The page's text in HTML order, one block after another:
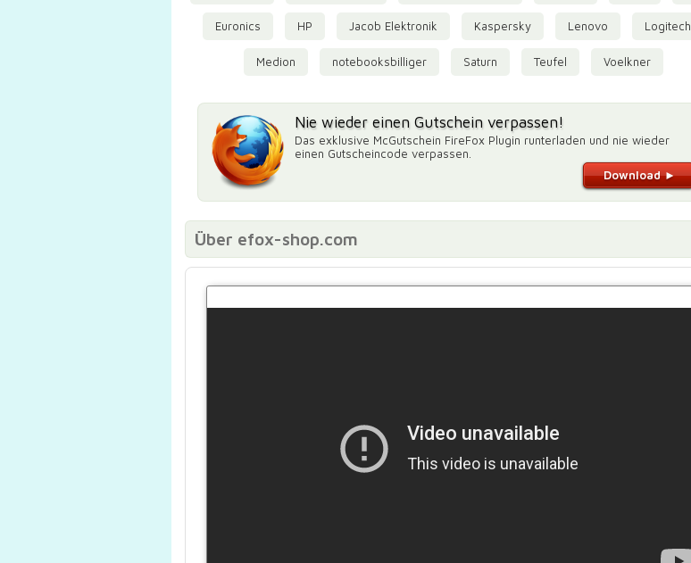
Euronics HP Jacob Elektronik Kaspersky Lenovo Logitech
Medion notebooksbilliger Saturn Teufel Voelkner
Nie wieder einen Gutschein verpassen!
Das exklusive McGutschein FireFox Plugin runterladen und nie wieder
einen Gutscheincode verpassen.
Download ►
Über efox-shop.com